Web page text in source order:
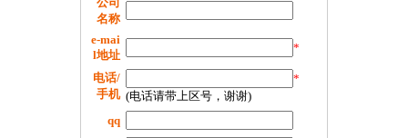
名称
e-mai
l地址
*
电话/
手机
*
(电话请带上区号，谢谢)
qq